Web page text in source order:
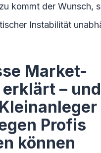
kommt der Wunsch,
Instabilität
Market-
– und
Profis
können